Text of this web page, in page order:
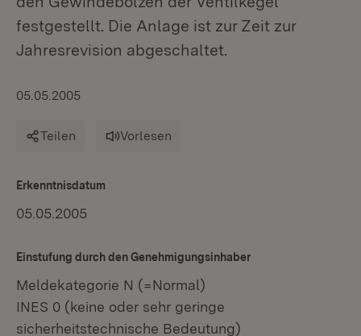
festgestellt. Die Anlage ist zur Zeit zur
Jahresrevision abgeschaltet.
05.05.2005
Teilen Vorlesen
Erkenntnisdatum
05.05.2005
Einstufung durch den Genehmigungsinhaber
Meldekategorie N (=Normal)
INES 0 (keine oder sehr geringe
sicherheitstechnische Bedeutung)